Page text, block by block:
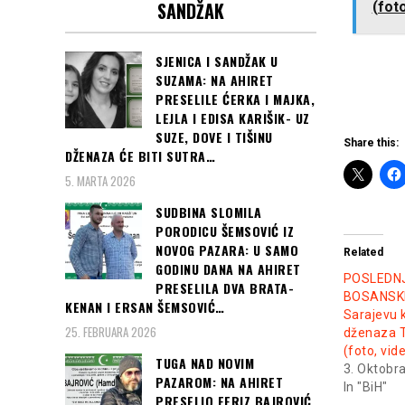
Share this:
Related
Sarajevu
dženaza
(foto,
3.
In "BiH"
SANDŽAK
SJENICA I SANDŽAK U
SUZAMA: NA AHIRET
PRESELILE ĆERKA I MAJKA,
LEJLA I EDISA KARIŠIK- UZ
SUZE, DOVE I TIŠINU
DŽENAZA ĆE BITI SUTRA…
5. MARTA 2026
SUDBINA SLOMILA
PORODICU ŠEMSOVIĆ IZ
NOVOG PAZARA: U SAMO
GODINU DANA NA AHIRET
PRESELILA DVA BRATA-
KENAN I ERSAN ŠEMSOVIĆ…
25. FEBRUARA 2026
TUGA NAD NOVIM
PAZAROM: NA AHIRET